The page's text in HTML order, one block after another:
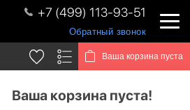
+7 (499) 113-93-51
Обратный звонок
Ваша корзина пуста
Ваша корзина пуста!